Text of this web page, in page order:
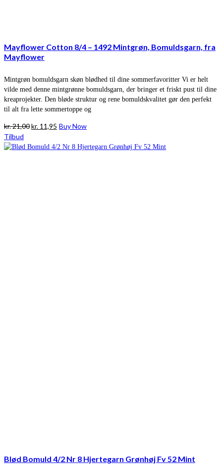
Mayflower Cotton 8/4 – 1492 Mintgrøn, Bomuldsgarn, fra
Mayflower
Mintgrøn bomuldsgarn skøn blødhed til dine sommerfavoritter Vi er helt
vilde med denne mintgrønne bomuldsgarn, der bringer et friskt pust til dine
kreaprojekter. Den bløde struktur og rene bomuldskvalitet gør den perfekt
til alt fra lette sommertoppe og
kr.21,00Den
pris
kr. 11,95 Den
pris
Buy Now
Tilbud
Blød Bomuld 4/2 Nr 8 Hjertegarn Grønhøj Fv 52 Mint